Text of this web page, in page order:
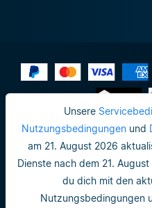
Unsere
Nutzungsbedingungen und
am 21. August 2026
Dienste nach dem 21.
du dich mit den
Nutzungsbedingungen
Do not sell or